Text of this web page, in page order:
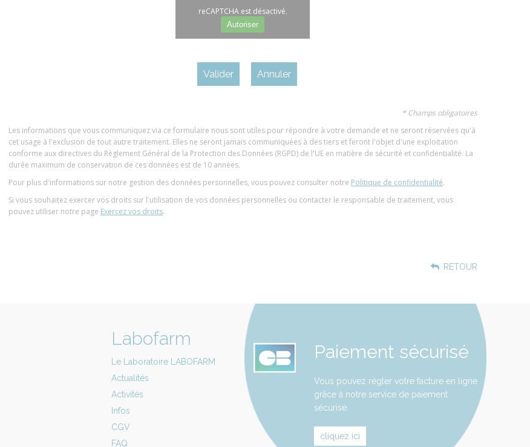
reCAPTCHA est désactivé.
Autoriser
* Champs obligatoires
Les informations que vous communiquez via ce formulaire nous sont utiles pour répondre à votre demande et ne seront réservées qu'à
cet usage à l'exclusion de tout autre traitement. Elles ne seront jamais communiquées à des tiers et feront l'objet d'une exploitation
conforme aux directives du Règlement Général de la Protection des Données (RGPD) de l'UE en matière de sécurité et confidentialité. La
durée maximum de conservation de ces données est de 10 années.
Pour plus d'informations sur notre gestion des données personnelles, vous pouvez consulter notre Politique de confidentialité.
Si vous souhaitez exercer vos droits sur l'utilisation de vos données personnelles ou contacter le responsable de traitement, vous
pouvez utiliser notre page Exercez vos droits.
RETOUR
Labofarm
Le Laboratoire LABOFARM
Actualités
Activités
Infos
CGV
FAQ
Paiement sécurisé
Vous pouvez régler votre facture en ligne
grâce à notre service de paiement
sécurisé.
cliquez ici